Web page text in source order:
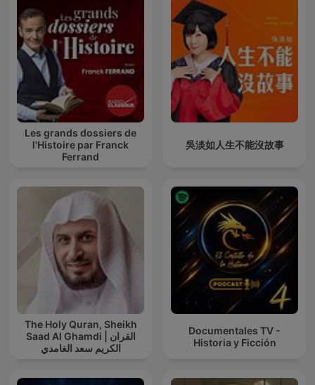
Les grands dossiers de
l'Histoire par Franck
Ferrand
吳淡如人生不能沒故事
The Holy Quran, Sheikh
Saad Al Ghamdi | القران
الكريم سعد الغامدي
Documentales TV -
Historia y Ficción